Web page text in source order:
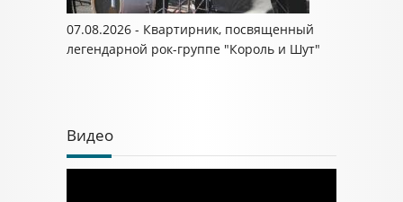
07.08.2026 - Квартирник, посвященный
легендарной рок-группе "Король и Шут"
Видео